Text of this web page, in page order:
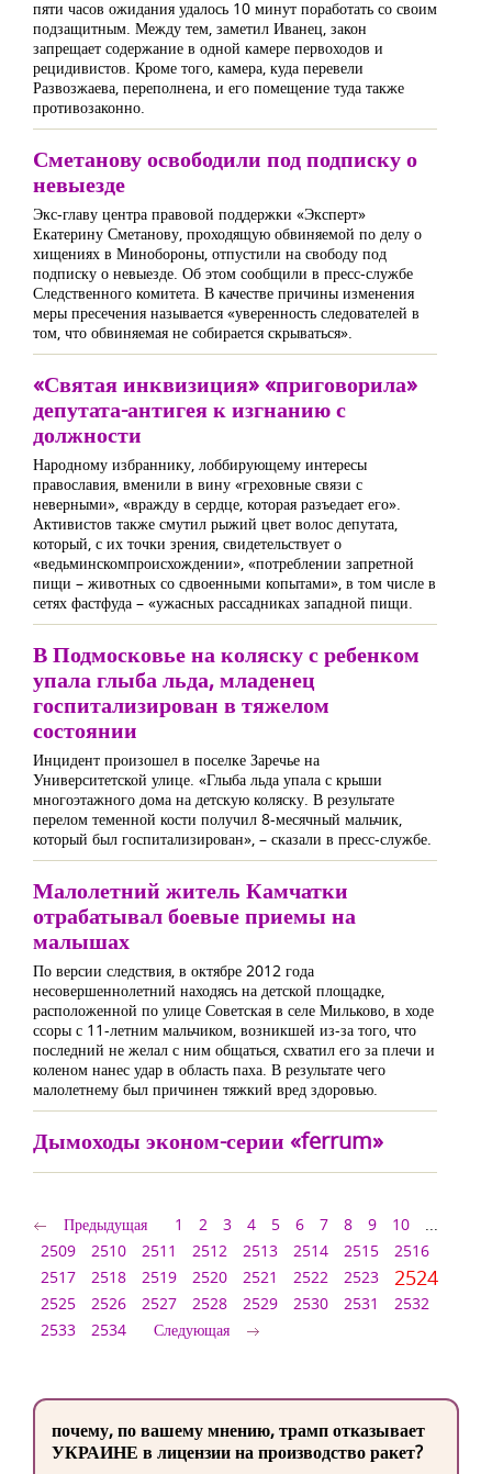
пяти часов ожидания удалось 10 минут поработать со своим
подзащитным. Между тем, заметил Иванец, закон
запрещает содержание в одной камере первоходов и
рецидивистов. Кроме того, камера, куда перевели
Развозжаева, переполнена, и его помещение туда также
противозаконно.
Сметанову освободили под подписку о
невыезде
Экс-главу центра правовой поддержки «Эксперт»
Екатерину Сметанову, проходящую обвиняемой по делу о
хищениях в Минобороны, отпустили на свободу под
подписку о невыезде. Об этом сообщили в пресс-службе
Следственного комитета. В качестве причины изменения
меры пресечения называется «уверенность следователей в
том, что обвиняемая не собирается скрываться».
«Святая инквизиция» «приговорила»
депутата-антигея к изгнанию с
должности
Народному избраннику, лоббирующему интересы
православия, вменили в вину «греховные связи с
неверными», «вражду в сердце, которая разъедает его».
Активистов также смутил рыжий цвет волос депутата,
который, с их точки зрения, свидетельствует о
«ведьминскомпроисхождении», «потреблении запретной
пищи – животных со сдвоенными копытами», в том числе в
сетях фастфуда – «ужасных рассадниках западной пищи.
В Подмосковье на коляску с ребенком
упала глыба льда, младенец
госпитализирован в тяжелом
состоянии
Инцидент произошел в поселке Заречье на
Университетской улице. «Глыба льда упала с крыши
многоэтажного дома на детскую коляску. В результате
перелом теменной кости получил 8-месячный мальчик,
который был госпитализирован», – сказали в пресс-службе.
Малолетний житель Камчатки
отрабатывал боевые приемы на
малышах
По версии следствия, в октябре 2012 года
несовершеннолетний находясь на детской площадке,
расположенной по улице Советская в селе Мильково, в ходе
ссоры с 11-летним мальчиком, возникшей из-за того, что
последний не желал с ним общаться, схватил его за плечи и
коленом нанес удар в область паха. В результате чего
малолетнему был причинен тяжкий вред здоровью.
Дымоходы эконом-серии «ferrum»
Предыдущая 1 2 3 4 5 6 7 8 9 10
...
2509
2510 2511 2512 2513 2514 2515
2516
2517
2518 2519 2520 2521 2522 2523 2524
2525 2526 2527 2528 2529 2530 2531
2532
2533
2534 Следующая
почему, по вашему мнению, трамп отказывает
УКРАИНЕ в лицензии на производство ракет?